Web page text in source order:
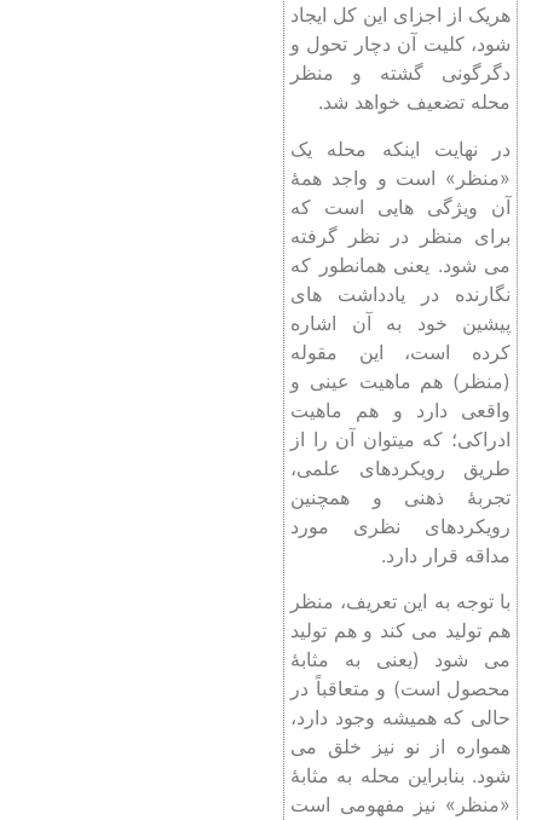
هریک از اجزای این کل ایجاد
شود، کلیت آن دچار تحول و
دگرگونی گشته و منظر
محله تضعیف خواهد شد.
در نهایت اینکه محله یک
«منظر» است و واجد همۀ
آن ویژگی هایی است که
برای منظر در نظر گرفته
می شود. یعنی همانطور که
نگارنده در یادداشت های
پیشین خود به آن اشاره
کرده است، این مقوله
(منظر) هم ماهیت عینی و
واقعی دارد و هم ماهیت
ادراکی؛ که میتوان آن را از
طریق رویکردهای علمی،
تجربۀ ذهنی و همچنین
رویکردهای نظری مورد
مداقه قرار دارد.
با توجه به این تعریف، منظر
هم تولید می کند و هم تولید
می شود (یعنی به مثابۀ
محصول است) و متعاقباً در
حالی که همیشه وجود دارد،
همواره از نو نیز خلق می
شود. بنابراین محله به مثابۀ
«منظر» نیز مفهومی است